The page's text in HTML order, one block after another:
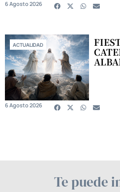
6 Agosto 2026
ACTUALIDAD
6 Agosto 2026
Te puede